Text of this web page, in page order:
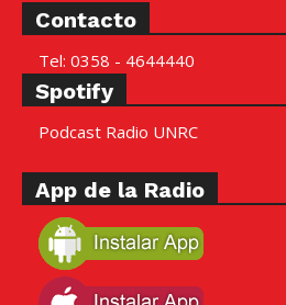
Contacto
Tel: 0358 - 4644440
Spotify
Podcast Radio UNRC
App de la Radio